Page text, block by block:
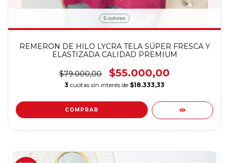
5 colores
REMERON DE HILO LYCRA TELA SÚPER FRESCA Y
ELASTIZADA CALIDAD PREMIUM
$79.000,00 $55.000,00
3 cuotas sin interés de $18.333,33
COMPRAR